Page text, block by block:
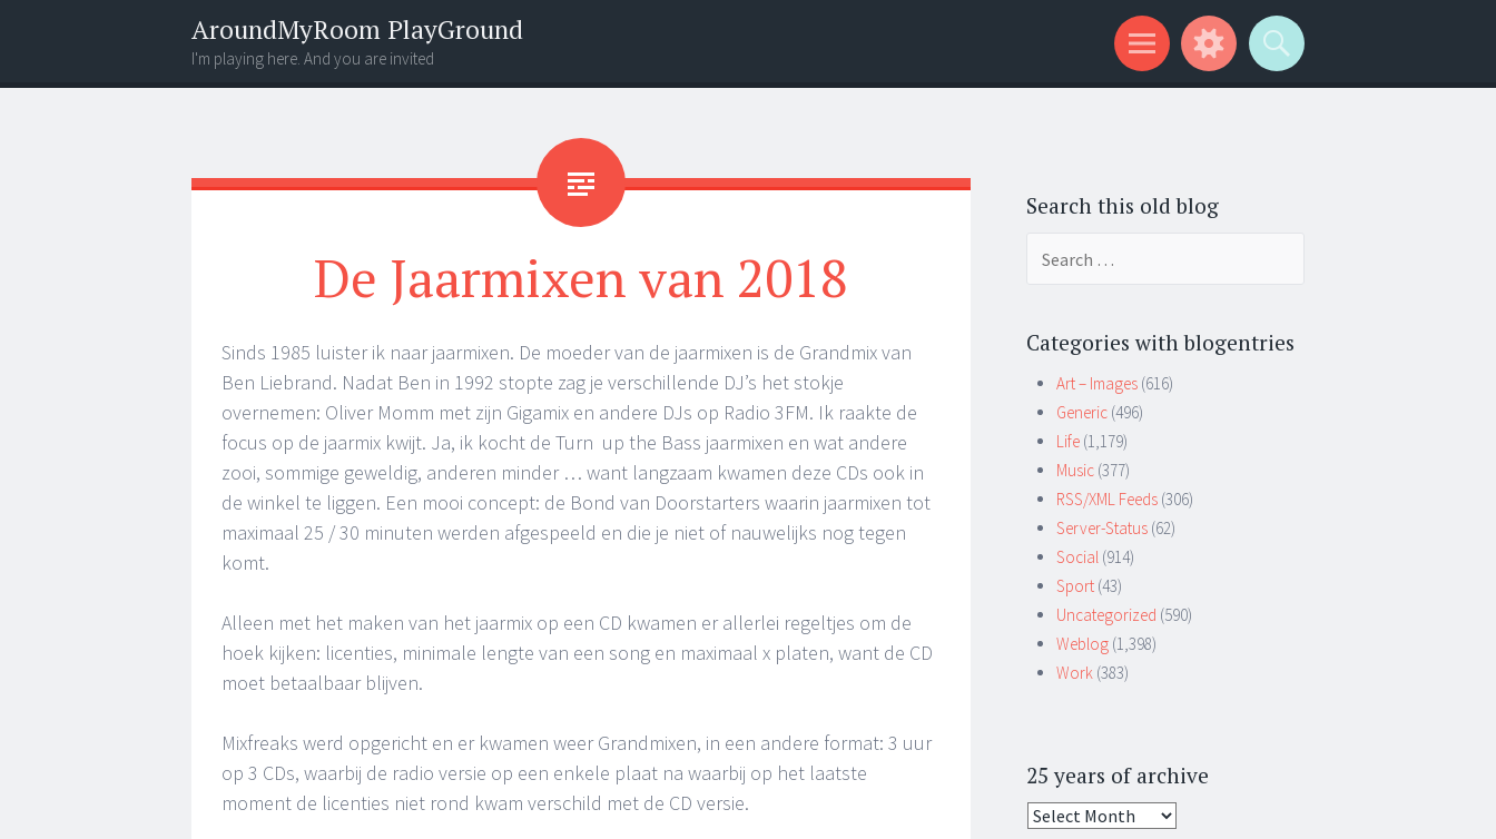
AroundMyRoom PlayGround
I'm playing here. And you are invited
Menu
Widgets
Search
De Jaarmixen van 2018
Sinds 1985 luister ik naar jaarmixen. De moeder van de jaarmixen is de Grandmix van
Ben Liebrand. Nadat Ben in 1992 stopte zag je verschillende DJ’s het stokje
overnemen: Oliver Momm met zijn Gigamix en andere DJs op Radio 3FM. Ik raakte de
focus op de jaarmix kwijt. Ja, ik kocht de Turn up the Bass jaarmixen en wat andere
zooi, sommige geweldig, anderen minder … want langzaam kwamen deze CDs ook in
de winkel te liggen. Een mooi concept: de Bond van Doorstarters waarin jaarmixen tot
maximaal 25 / 30 minuten werden afgespeeld en die je niet of nauwelijks nog tegen
komt.
Alleen met het maken van het jaarmix op een CD kwamen er allerlei regeltjes om de
hoek kijken: licenties, minimale lengte van een song en maximaal x platen, want de CD
moet betaalbaar blijven.
Mixfreaks werd opgericht en er kwamen weer Grandmixen, in een andere format: 3 uur
op 3 CDs, waarbij de radio versie op een enkele plaat na waarbij op het laatste
moment de licenties niet rond kwam verschild met de CD versie.
Search this old blog
Categories with blogentries
Art – Images (616)
Generic (496)
Life (1,179)
Music (377)
RSS/XML Feeds (306)
Server-Status (62)
Social (914)
Sport (43)
Uncategorized (590)
Weblog (1,398)
Work (383)
25 years of archive
25